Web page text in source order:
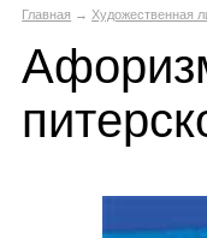
Главная → Художественная